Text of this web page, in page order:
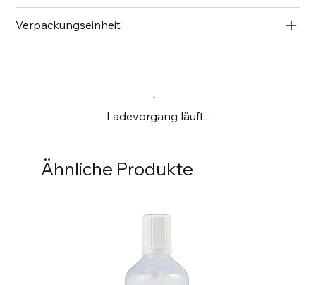
Verpackungseinheit
Ladevorgang läuft...
Ähnliche Produkte